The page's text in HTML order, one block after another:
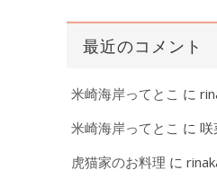
最近のコメント
米崎海岸ってとこ に
米崎海岸ってとこ に 咲
虎猫家のお料理 に